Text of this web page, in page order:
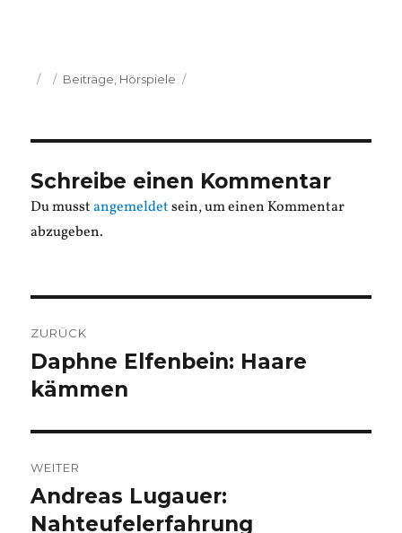
Veröffentlicht
Kategorien
Beiträge Hörspiele
Schreibe einen Kommentar
Du musstangemeldetsein, um einen Kommentar
abzugeben.
ZURÜCK
Vorheriger
Beitrag:
Daphne Elfenbein: Haare
kämmen
WEITER
Nächster
Beitrag:
Andreas Lugauer:
Nahteufelerfahrung